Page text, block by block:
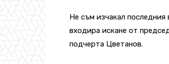
Не съм изчакал
входира искане от
подчерта Цветанов.